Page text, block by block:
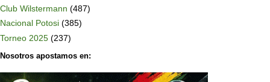
Club Wilstermann (487)
Nacional Potosi (385)
Torneo 2025 (237)
Nosotros apostamos en: